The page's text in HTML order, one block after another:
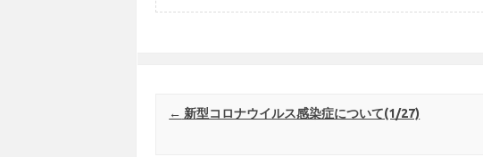
Post navigation
← 新型コロナウイルス感染症について(1/27)